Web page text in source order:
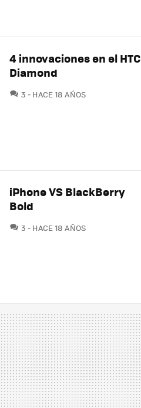
4 innovaciones en el HTC
Diamond
3 COMENTARIOS
HACE 18 AÑOS
iPhone VS BlackBerry
Bold
3 COMENTARIOS
HACE 18 AÑOS